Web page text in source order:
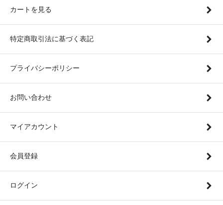
カートを見る
特定商取引法に基づく表記
プライバシーポリシー
お問い合わせ
マイアカウント
会員登録
ログイン